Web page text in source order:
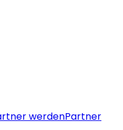
werdenPartner